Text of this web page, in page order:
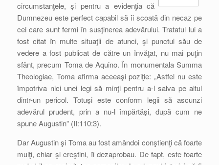
circumstanţele, şi pentru a evidenţia că
Dumnezeu este perfect capabil să îi scoată din necaz pe
cei care sunt fermi în susţinerea adevărului. Tratatul lui a
fost citat în multe situaţii de atunci, şi punctul său de
vedere a fost publicat de către un învăţat, nu mai puţin
sfânt, precum Toma de Aquino. În monumentala Summa
Theologiae, Toma afirma aceeaşi poziţie: „Astfel nu este
împotriva nici unei legi să minţi pentru a-l salva pe altul
dintr-un pericol. Totuşi este conform legii să ascunzi
adevărul prudent, prin a nu-l împărtăşi, după cum ne
spune Augustin” (II:110:3).
Dar Augustin şi Toma au fost amândoi conştienţi că foarte
mulţi, chiar şi creştini, îi dezaprobau. De fapt, este foarte